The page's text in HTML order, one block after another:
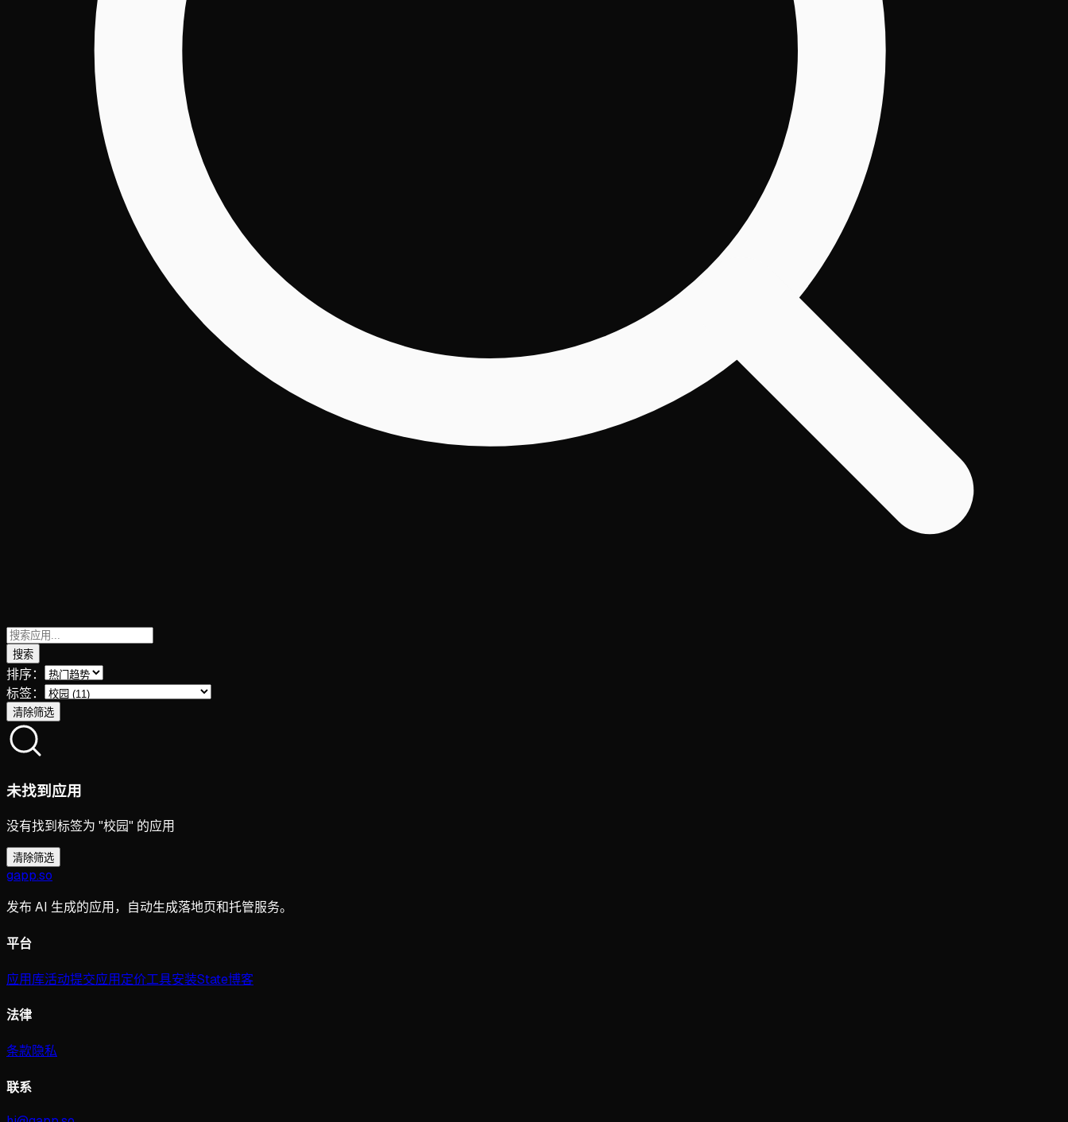
搜索
排序：
标签：
清除筛选
未找到应用
没有找到标签为 "校园" 的应用
清除筛选
gapp.so
发布 AI 生成的应用，自动生成落地页和托管服务。
平台
应用库活动提交应用定价工具安装State博客
法律
条款隐私
联系